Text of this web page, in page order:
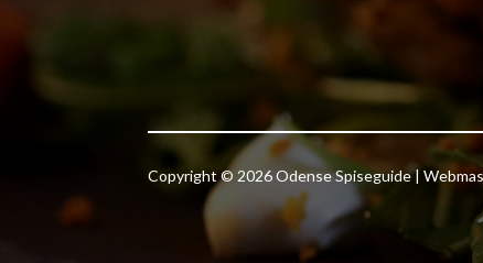
Copyright © 2026 Odense Spiseguide |